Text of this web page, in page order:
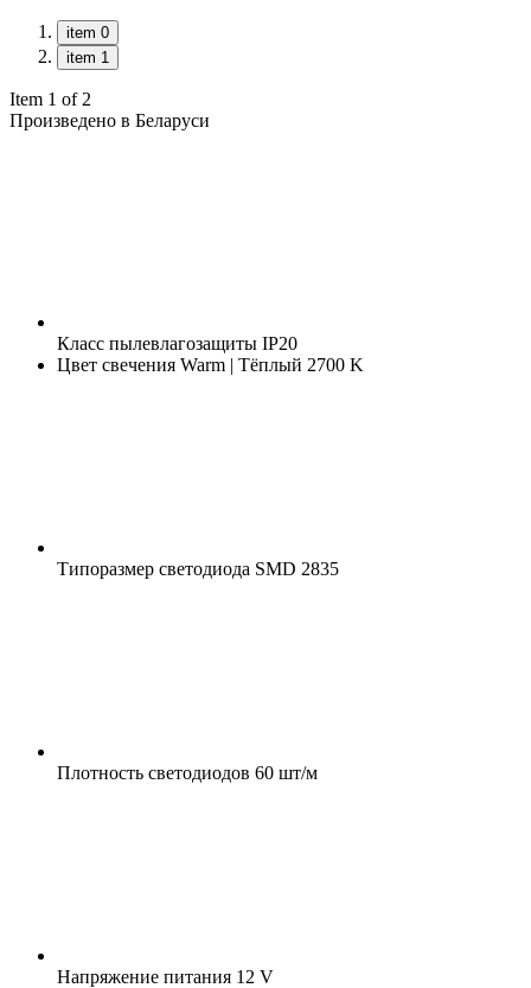
item 0
item 1
Item 1 of 2
Произведено в Беларуси
Класс пылевлагозащиты IP20
Цвет свечения Warm | Тёплый 2700 K
Типоразмер светодиода SMD 2835
Плотность светодиодов 60 шт/м
Напряжение питания 12 V